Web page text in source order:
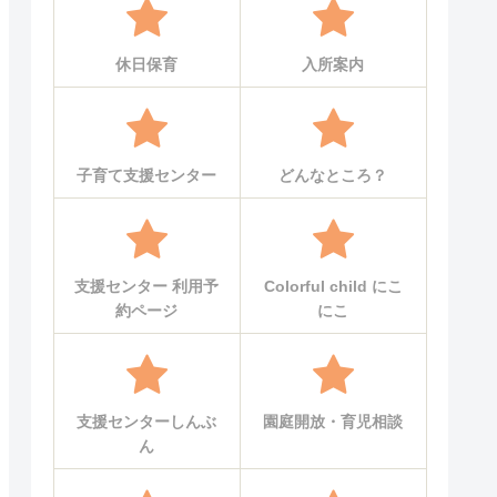
休日保育 入所案内
子育て支援センター どんなところ？
支援センター 利用予
約ページ
Colorful child にこ
にこ
支援センターしんぶ
ん
園庭開放・育児相談